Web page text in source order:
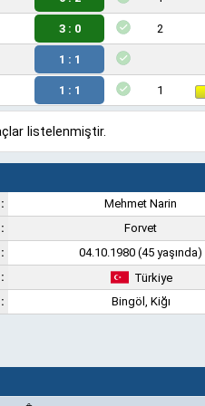
3 : 0 2
1 : 1
1 : 1 1
listelenmiştir.
Mehmet Narin
Forvet
04.10.1980 (45 yaşında)
Türkiye
Bingöl, Kiğı